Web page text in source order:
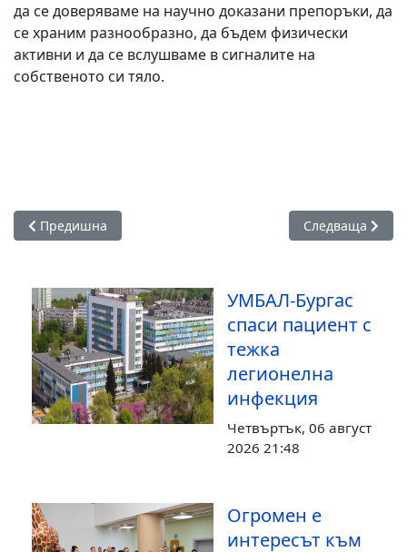
да се доверяваме на научно доказани препоръки, да
се храним разнообразно, да бъдем физически
активни и да се вслушваме в сигналите на
собственото си тяло.
Предишна статия: БДУ „Проф. д-р Асен Златаров“ обяви
Предишна Следваща
Следваща
УМБАЛ-Бургас
спаси пациент с
тежка
легионелна
инфекция
Четвъртък, 06 август
2026 21:48
Огромен е
интересът към